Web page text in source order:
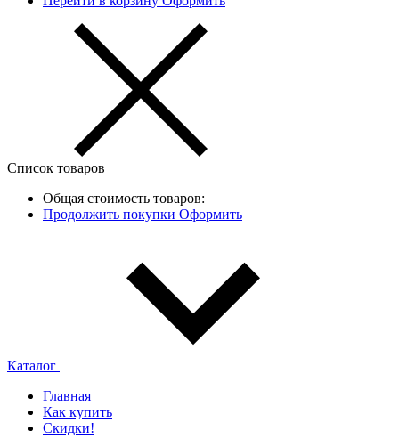
Список товаров
Общая стоимость товаров:
Продолжить покупки Оформить
Каталог
Главная
Как купить
Скидки!